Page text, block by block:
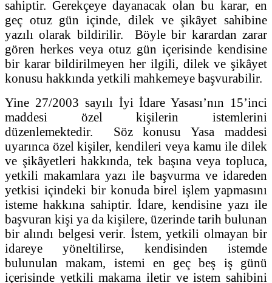
sahiptir. Gerekçeye dayanacak olan bu karar, en
geç otuz gün içinde, dilek ve şikâyet sahibine
yazılı olarak bildirilir. Böyle bir karardan zarar
gören herkes veya otuz gün içerisinde kendisine
bir karar bildirilmeyen her ilgili, dilek ve şikâyet
konusu hakkında yetkili mahkemeye başvurabilir.
Yine 27/2003 sayılı İyi İdare Yasası’nın 15’inci
maddesi özel kişilerin istemlerini
düzenlemektedir. Söz konusu Yasa maddesi
uyarınca özel kişiler, kendileri veya kamu ile dilek
ve şikâyetleri hakkında, tek başına veya topluca,
yetkili makamlara yazı ile başvurma ve idareden
yetkisi içindeki bir konuda birel işlem yapmasını
isteme hakkına sahiptir. İdare, kendisine yazı ile
başvuran kişi ya da kişilere, üzerinde tarih bulunan
bir alındı belgesi verir. İstem, yetkili olmayan bir
idareye yöneltilirse, kendisinden istemde
bulunulan makam, istemi en geç beş iş günü
içerisinde yetkili makama iletir ve istem sahibini